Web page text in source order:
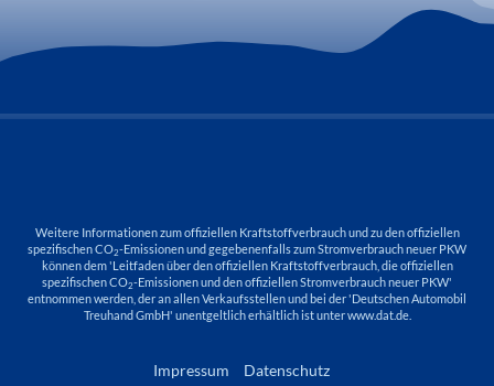
Weitere Informationen zum offiziellen Kraftstoffverbrauch und zu den offiziellen
spezifischen CO2-Emissionen und gegebenenfalls zum Stromverbrauch neuer PKW
können dem 'Leitfaden über den offiziellen Kraftstoffverbrauch, die offiziellen
spezifischen CO2-Emissionen und den offiziellen Stromverbrauch neuer PKW'
entnommen werden, der an allen Verkaufsstellen und bei der 'Deutschen Automobil
Treuhand GmbH' unentgeltlich erhältlich ist unter www.dat.de.
Impressum Datenschutz